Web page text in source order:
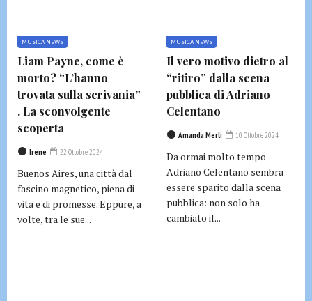
MUSICA NEWS
Liam Payne, come è
morto? “L’hanno
trovata sulla scrivania”
. La sconvolgente
scoperta
Irene 22 Ottobre 2024
Buenos Aires, una città dal
fascino magnetico, piena di
vita e di promesse. Eppure, a
volte, tra le sue...
MUSICA NEWS
Il vero motivo dietro al
“ritiro” dalla scena
pubblica di Adriano
Celentano
Amanda Merli 10 Ottobre 2024
Da ormai molto tempo
Adriano Celentano sembra
essere sparito dalla scena
pubblica: non solo ha
cambiato il...